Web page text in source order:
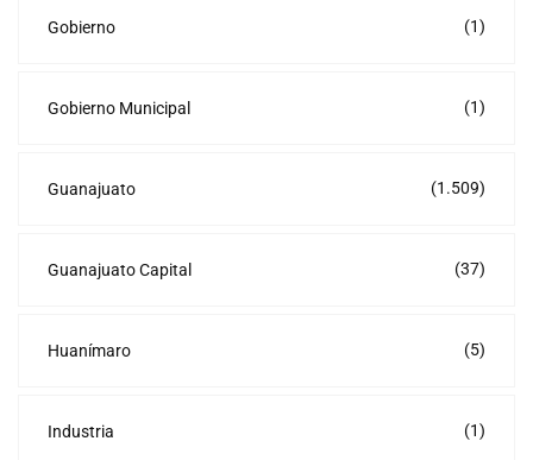
Gobierno (1)
Gobierno Municipal (1)
Guanajuato (1.509)
Guanajuato Capital (37)
Huanímaro (5)
Industria (1)